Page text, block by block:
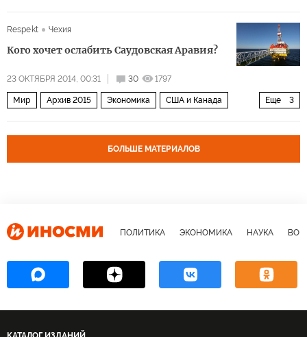
Respekt Чехия
Кого хочет ослабить Саудовская Аравия?
23 ОКТЯБРЯ 2014, 00:31 30 1797
Еще 3
Мир Архив 2015 Экономика США и Канада
БОЛЬШЕ МАТЕРИАЛОВ
ПОЛИТИКА ЭКОНОМИКА НАУКА